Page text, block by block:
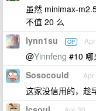
虽然 minimax-
不值 20 么
lynn1su OP
@Yinnfeng #10 哪
Sosocould Apr
这家没信用的，趁